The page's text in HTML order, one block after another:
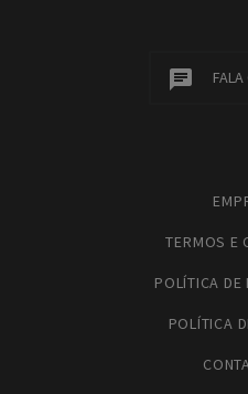
TERMOS E
POLÍTICA DE
POLÍTICA